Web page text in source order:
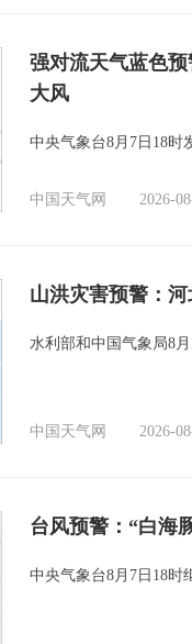
强对流天气蓝色
大风
中央气象台8月7日18时
中国天气网 2026-
山洪灾害预警：
水利部和中国气象局8
中国天气网 2026-
台风预警：“白海
中央气象台8月7日18时